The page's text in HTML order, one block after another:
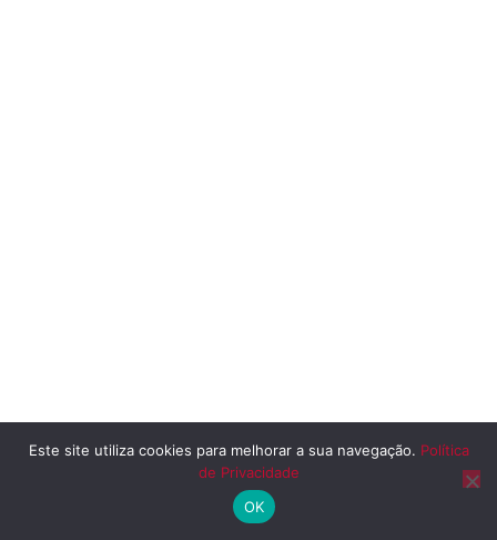
Este site utiliza cookies para melhorar a sua navegação. Política
de Privacidade
OK